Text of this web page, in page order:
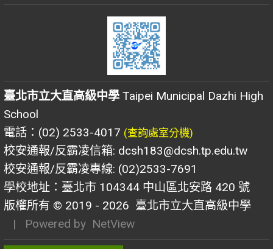
臺北市立大直高級中學 Taipei Municipal Dazhi High
School
電話：(02) 2533-4017 (查詢處室分機)
校安通報/反霸凌信箱: dcsh183@dcsh.tp.edu.tw
校安通報/反霸凌專線: (02)2533-7691
學校地址：臺北市 104344 中山區北安路 420 號
版權所有 © 2019 - 2026 臺北市立大直高級中學
| Powered by NetView